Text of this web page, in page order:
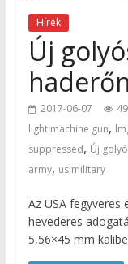
Hírek
Új
2017-06-07
light machine gun,
suppressed, Új
army, us military
Az USA fegyveres
hevederes
5,56×45 mm